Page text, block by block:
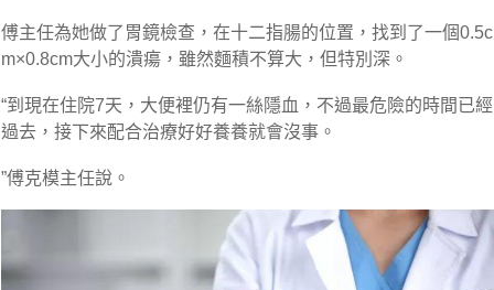
傅主任為她做了胃鏡檢查，在十二指腸的位置，找到了一個0.5c
m×0.8cm大小的潰瘍，雖然麵積不算大，但特別深。
“到現在住院7天，大便裡仍有一絲隱血，不過最危險的時間已經
過去，接下來配合治療好好養養就會沒事。
”傅克模主任說。